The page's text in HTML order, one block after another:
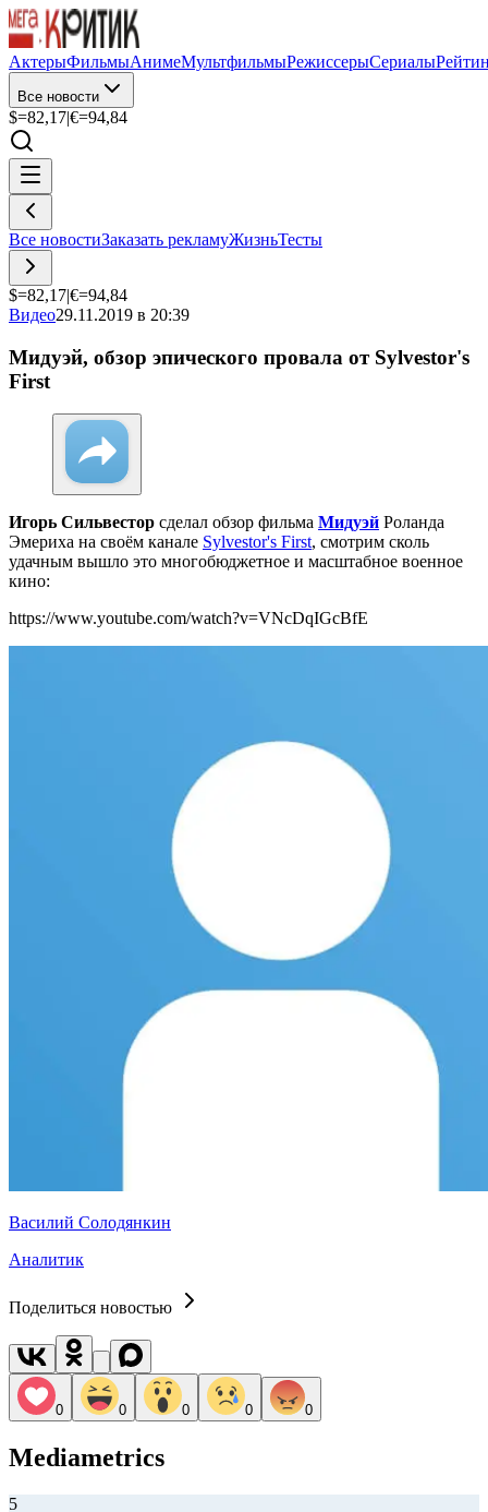
АктерыФильмыАнимеМультфильмыРежиссерыСериалы
Все новости
$=82,17|€=94,84
Все новостиЗаказать рекламуЖизньТесты
$=82,17|€=94,84
Видео29.11.2019 в 20:39
Мидуэй, обзор эпического провала от Sylvestor's
First
Игорь Сильвестор сделал обзор фильма Мидуэй Роланда
Эмериха на своём канале Sylvestor's First, смотрим сколь
удачным вышло это многобюджетное и масштабное военное
кино:
https://www.youtube.com/watch?v=VNcDqIGcBfE
Василий Солодянкин
Аналитик
Поделиться новостью
0 0 0 0 0
Mediametrics
5